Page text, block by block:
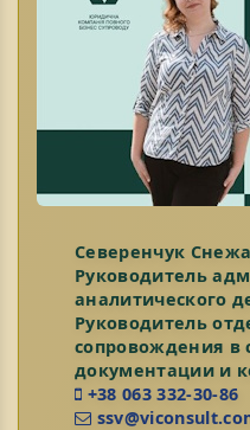
Северенчук
Руководитель
аналитического
Руководитель
сопровождения в
документации и
+38 063 332-30-86